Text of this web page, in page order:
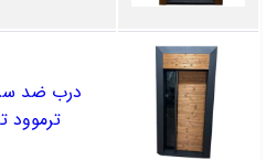
درب ضد
ترموود